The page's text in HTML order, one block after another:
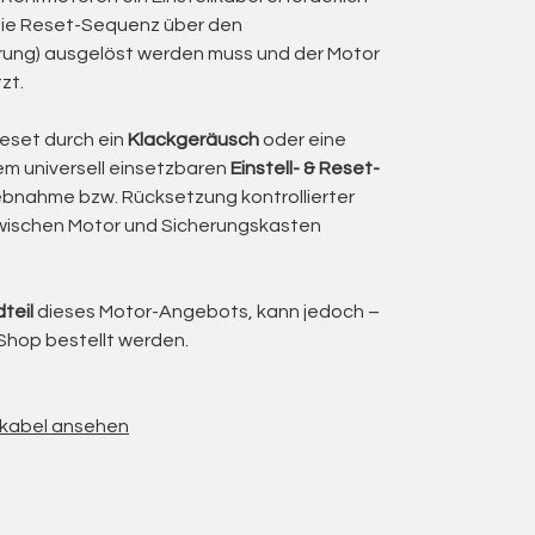
maximale Zuverlässigkeit und
Schaltern, Automatiksteuerungen oder
Drehrichtung
der mechanischen Kupplung
sodass der Motor technisch geprüft
der Kassettenmarkise sanft, aber fest
Reset-Sequenz über den
ausgelöst werden muss und der Motor
durch ein Klackgeräuschoder eine
universell einsetzbaren Einstell- & Reset-
bzw. Rücksetzung kontrollierter
Motor und Sicherungskasten
dieses Motor-Angebots, kann jedoch –
bestellt werden.
ansehen